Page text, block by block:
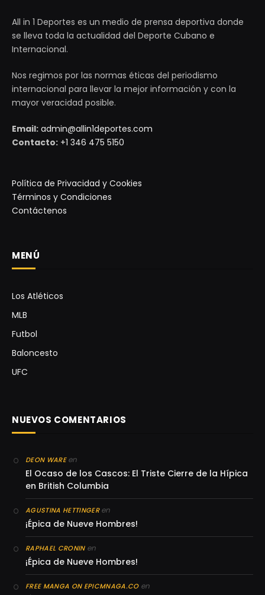
All in 1 Deportes es un medio de prensa deportiva donde
se lleva toda la actualidad del Deporte Cubano e
Internacional.
Nos regimos por las normas éticas del periodismo
internacional para llevar la mejor información y con la
mayor veracidad posible.
Email: admin@allin1deportes.com
Contacto: +1 346 475 5150
Política de Privacidad y Cookies
Términos y Condiciones
Contáctenos
MENÚ
Los Atléticos
MLB
Futbol
Baloncesto
UFC
NUEVOS COMENTARIOS
DEON WAREen
El Ocaso de los Cascos: El Triste Cierre de la Hípica
en British Columbia
AGUSTINA HETTINGERen
¡Épica de Nueve Hombres!
RAPHAEL CRONINen
¡Épica de Nueve Hombres!
FREE MANGA ON EPICMNAGA.COen